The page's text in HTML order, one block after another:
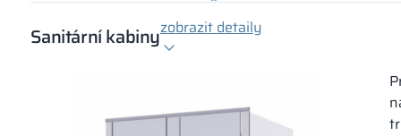
Sanitární kabinyzobrazit detaily